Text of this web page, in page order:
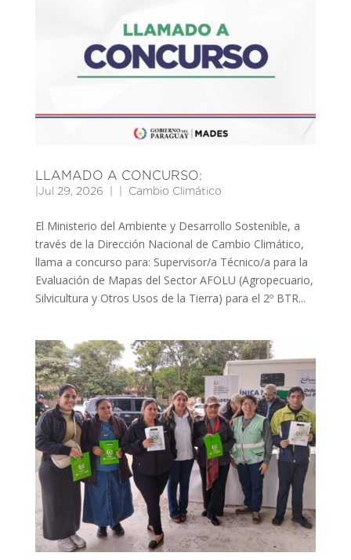
LLAMADO A CONCURSO:
Jul 29, 2026 Cambio Climático
El Ministerio del Ambiente y Desarrollo Sostenible, a
través de la Dirección Nacional de Cambio Climático,
llama a concurso para: Supervisor/a Técnico/a para la
Evaluación de Mapas del Sector AFOLU (Agropecuario,
Silvicultura y Otros Usos de la Tierra) para el 2º BTR...